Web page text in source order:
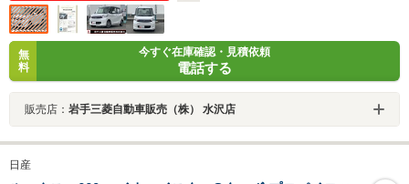
無
料
今すぐ在庫確認・見積依頼
電話する
販売店： 岩手三菱自動車販売（株） 水沢店
日産